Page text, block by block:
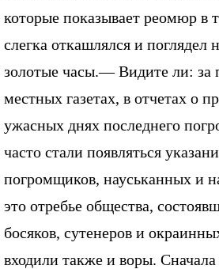
которые показывает реомюр в
слегка откашлялся и поглядел
золотые часы.— Видите ли: за
местных газетах, в отчетах о
ужасных днях последнего
часто стали появляться
погромщиков, науськанных и
это отребье общества,
босяков, сутенеров и
входили также и воры.